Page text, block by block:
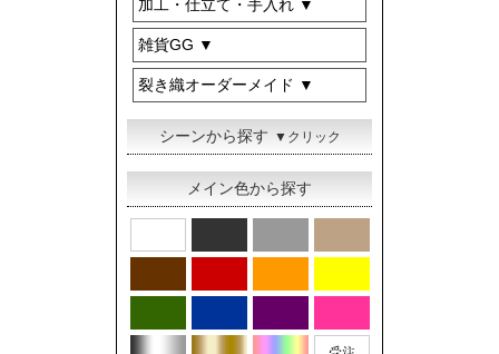
加工・仕立て・手入れ
雑貨GG
裂き織オーダーメイド
シーンから探す ▼クリック
メイン色から探す